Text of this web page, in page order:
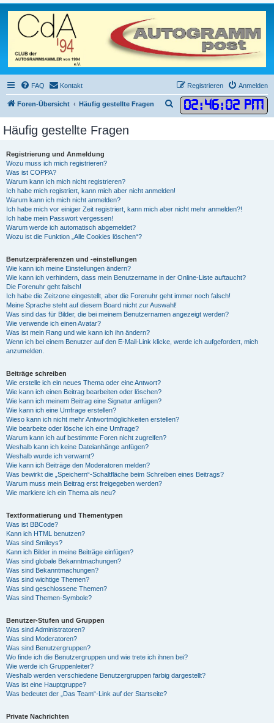
FAQ Kontakt Anmelden
Registrieren
Foren-Übersicht Häufig gestellte Fragen 02:46:03 PM
u
Häufig gestellte Fragen
Registrierung und Anmeldung
Wozu muss ich mich registrieren?
Was ist COPPA?
Warum kann ich mich nicht registrieren?
Ich habe mich registriert, kann mich aber nicht anmelden!
Warum kann ich mich nicht anmelden?
Ich habe mich vor einiger Zeit registriert, kann mich aber nicht mehr anmelden?!
Ich habe mein Passwort vergessen!
Warum werde ich automatisch abgemeldet?
Wozu ist die Funktion „Alle Cookies löschen“?
Benutzerpräferenzen und -einstellungen
Wie kann ich meine Einstellungen ändern?
Wie kann ich verhindern, dass mein Benutzername in der Online-Liste auftaucht?
Die Forenuhr geht falsch!
Ich habe die Zeitzone eingestellt, aber die Forenuhr geht immer noch falsch!
Meine Sprache steht auf diesem Board nicht zur Auswahl!
Was sind das für Bilder, die bei meinem Benutzernamen angezeigt werden?
Wie verwende ich einen Avatar?
Was ist mein Rang und wie kann ich ihn ändern?
Wenn ich bei einem Benutzer auf den E-Mail-Link klicke, werde ich aufgefordert, mich
anzumelden.
Beiträge schreiben
Wie erstelle ich ein neues Thema oder eine Antwort?
Wie kann ich einen Beitrag bearbeiten oder löschen?
Wie kann ich meinem Beitrag eine Signatur anfügen?
Wie kann ich eine Umfrage erstellen?
Wieso kann ich nicht mehr Antwortmöglichkeiten erstellen?
Wie bearbeite oder lösche ich eine Umfrage?
Warum kann ich auf bestimmte Foren nicht zugreifen?
Weshalb kann ich keine Dateianhänge anfügen?
Weshalb wurde ich verwarnt?
Wie kann ich Beiträge den Moderatoren melden?
Was bewirkt die „Speichern“-Schaltfläche beim Schreiben eines Beitrags?
Warum muss mein Beitrag erst freigegeben werden?
Wie markiere ich ein Thema als neu?
Textformatierung und Thementypen
Was ist BBCode?
Kann ich HTML benutzen?
Was sind Smileys?
Kann ich Bilder in meine Beiträge einfügen?
Was sind globale Bekanntmachungen?
Was sind Bekanntmachungen?
Was sind wichtige Themen?
Was sind geschlossene Themen?
Was sind Themen-Symbole?
Benutzer-Stufen und Gruppen
Was sind Administratoren?
Was sind Moderatoren?
Was sind Benutzergruppen?
Wo finde ich die Benutzergruppen und wie trete ich ihnen bei?
Wie werde ich Gruppenleiter?
Weshalb werden verschiedene Benutzergruppen farbig dargestellt?
Was ist eine Hauptgruppe?
Was bedeutet der „Das Team“-Link auf der Startseite?
Private Nachrichten